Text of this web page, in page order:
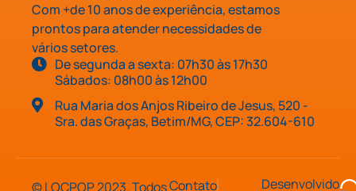
Com +de 10 anos de experiência, estamos
prontos para atender necessidades de
vários setores.
De segunda a sexta: 07h30 às 17h30
Sábados: 08h00 às 12h00
Rua Maria dos Anjos Ribeiro de Jesus, 520 -
Sra. das Graças, Betim/MG, CEP: 32.604-610
© LOCPOP 2023. TodosContato Desenvolvido